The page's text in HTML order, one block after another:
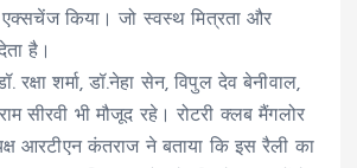
एक्सचेंज किया। जो स्वस्थ मित्रता और
है।
रक्षा शर्मा, डॉ.नेहा सेन, विपुल देव बेनीवाल,
सीरवी भी मौजूद रहे। रोटरी क्लब मैंगलोर
आरटीएन कंतराज ने बताया कि इस रैली का